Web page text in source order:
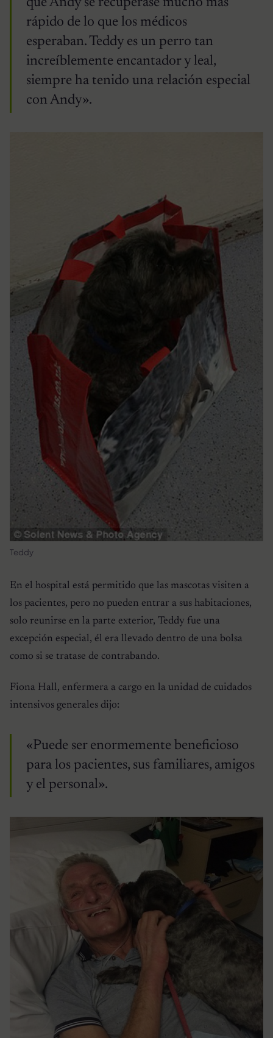
rápido de lo que los médicos
esperaban. Teddy es un perro tan
increíblemente encantador y leal,
siempre ha tenido una relación especial
con Andy».
Teddy
En el hospital está permitido que las mascotas visiten a
los pacientes, pero no pueden entrar a sus habitaciones,
solo reunirse en la parte exterior, Teddy fue una
excepción especial, él era llevado dentro de una bolsa
como si se tratase de contrabando.
Fiona Hall, enfermera a cargo en la unidad de cuidados
intensivos generales dijo:
«Puede ser enormemente beneficioso
para los pacientes, sus familiares, amigos
y el personal».